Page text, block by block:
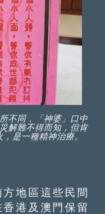
不同，「神婆」口中
解難不得而知，但肯
是一種精神治療。
地區這些民間
港及澳門保留